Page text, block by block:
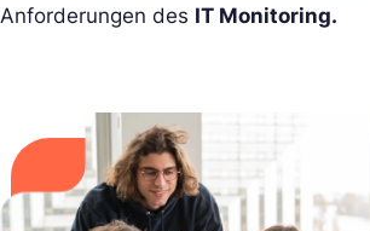
Anforderungen des IT Monitoring.